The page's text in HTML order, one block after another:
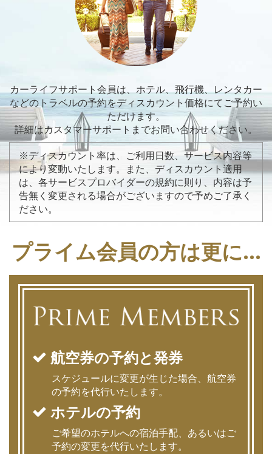
カーライフサポート会員は、ホテル、飛行機、レンタカー
などの トラベルの予約をディスカウント価格にてご予約い
ただけます。
詳細はカスタマーサポートまでお問い合わせください。
※ディスカウント率は、ご利用日数、サービス内容等
により変動いたします。また、ディスカウント適用
は、各サービスプロバイダーの規約に則り、内容は予
告無く変更される場合がございますので予めご了承く
ださい。
プライム会員の方は更に…
航空券の予約と発券
スケジュールに変更が生じた場合、航空券
の予約を代行いたします。
ホテルの予約
ご希望のホテルへの宿泊手配、あるいはご
予約の変更を代行いたします。